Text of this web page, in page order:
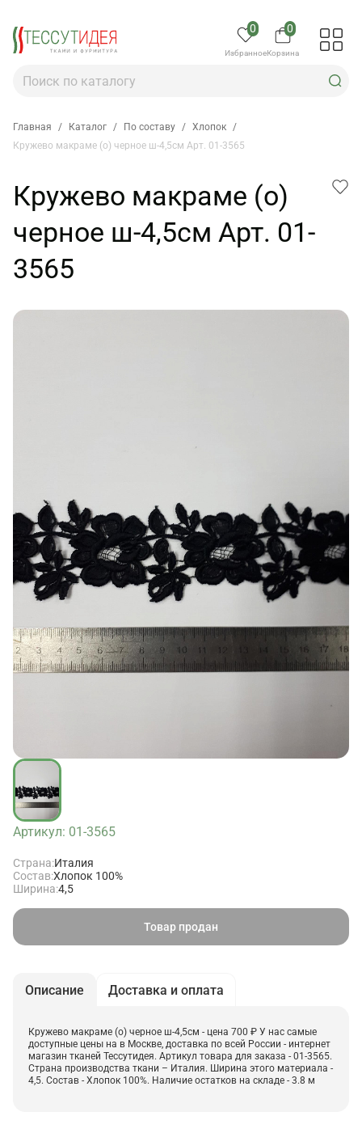
0
Избранное
0
Корзина
Главная / Каталог / По составу / Хлопок /
Кружево макраме (о) черное ш-4,5см Арт. 01-3565
Кружево макраме (о)
черное ш-4,5см Арт. 01-
3565
Артикул: 01-3565
Страна:Италия
Состав:Хлопок 100%
Ширина:4,5
Товар продан
Описание Доставка и оплата
Кружево макраме (о) черное ш-4,5см - цена 700 ₽ У нас самые
доступные цены на в Москве, доставка по всей России - интернет
магазин тканей Тессутидея. Артикул товара для заказа - 01-3565.
Страна производства ткани – Италия. Ширина этого материала -
4,5. Состав - Хлопок 100%. Наличие остатков на складе - 3.8 м